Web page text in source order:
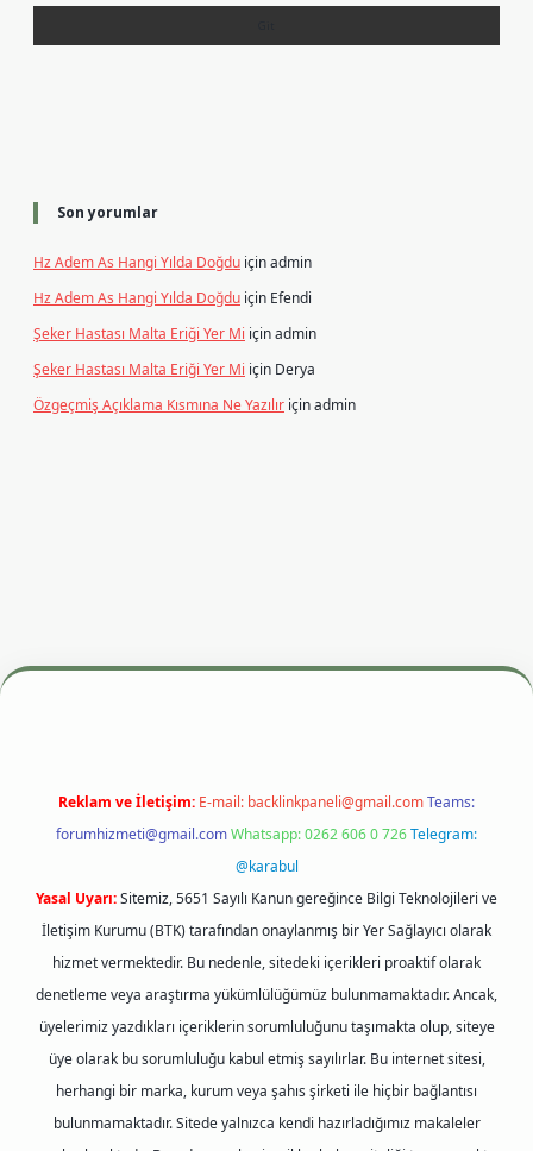
Son yorumlar
Hz Adem As Hangi Yılda Doğdu içinadmin
Hz Adem As Hangi Yılda Doğdu için Efendi
Şeker Hastası Malta Eriği Yer Mi içinadmin
Şeker Hastası Malta Eriği Yer Mi için Derya
Özgeçmiş Açıklama Kısmına Ne Yazılır içinadmin
betexper.xyzm elexbet
Reklam ve İletişim: E-mail: backlinkpaneli@gmail.comTeams:
forumhizmeti@gmail.comWhatsapp: 0262 606 0 726Telegram:
@karabul
Yasal Uyarı:Sitemiz, 5651 Sayılı Kanun gereğince Bilgi Teknolojileri ve
İletişim Kurumu (BTK) tarafından onaylanmış bir Yer Sağlayıcı olarak
hizmet vermektedir. Bu nedenle, sitedeki içerikleri proaktif olarak
denetleme veya araştırma yükümlülüğümüz bulunmamaktadır. Ancak,
üyelerimiz yazdıkları içeriklerin sorumluluğunu taşımakta olup, siteye
üye olarak bu sorumluluğu kabul etmiş sayılırlar. Bu internet sitesi,
herhangi bir marka, kurum veya şahıs şirketi ile hiçbir bağlantısı
bulunmamaktadır. Sitede yalnızca kendi hazırladığımız makaleler